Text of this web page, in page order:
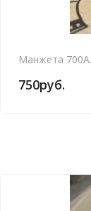
Манжета
750руб.